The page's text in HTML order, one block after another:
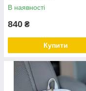
В наявності
840 ₴
Купити